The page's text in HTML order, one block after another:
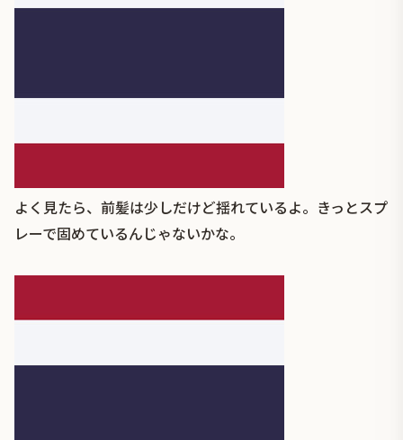
よく見たら、前髪は少しだけど揺れているよ。きっとスプ
レーで固めているんじゃないかな。